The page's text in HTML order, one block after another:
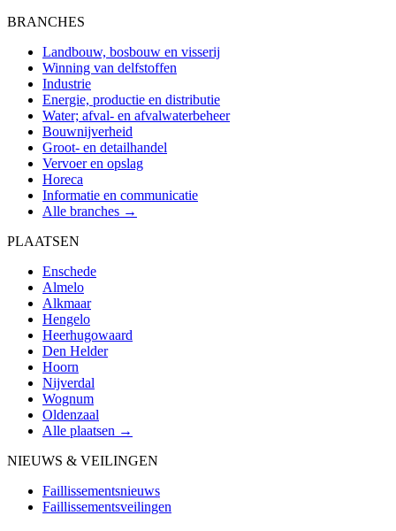
BRANCHES
Landbouw, bosbouw en visserij
Winning van delfstoffen
Industrie
Energie, productie en distributie
Water; afval- en afvalwaterbeheer
Bouwnijverheid
Groot- en detailhandel
Vervoer en opslag
Horeca
Informatie en communicatie
Alle branches →
PLAATSEN
Enschede
Almelo
Alkmaar
Hengelo
Heerhugowaard
Den Helder
Hoorn
Nijverdal
Wognum
Oldenzaal
Alle plaatsen →
NIEUWS & VEILINGEN
Faillissementsnieuws
Faillissementsveilingen